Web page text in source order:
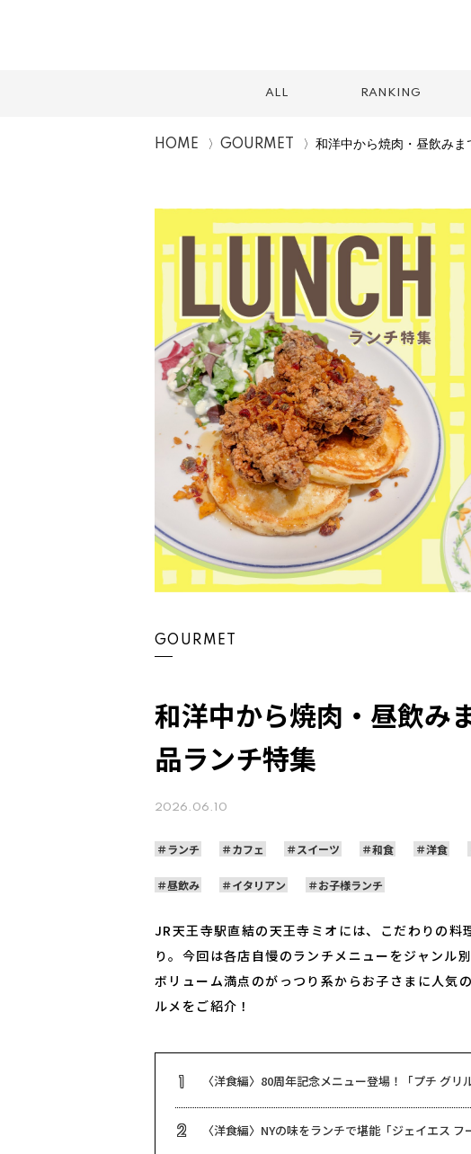
ALL RANKING
テイクアウト カフェ ランチ 2026 手土産
HOME GOURMET 和洋中から焼肉・昼飲み
GOURMET
和洋中から焼肉・昼飲み
品ランチ特集
2026.06.10
ランチ カフェ スイーツ 和食 洋食
昼飲み イタリアン お子様ランチ
JR天王寺駅直結の天王寺ミオには、こだわりの料
り。今回は各店自慢のランチメニューをジャンル別
ボリューム満点のがっつり系からお子さまに人気
ルメをご紹介！
1 〈洋食編〉80周年記念メニュー登場！「プチ グリ
2 〈洋食編〉NYの味をランチで堪能「ジェイエス フ